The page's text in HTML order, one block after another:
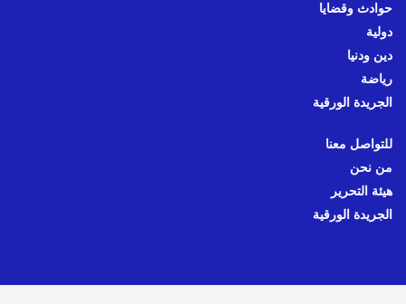
حوادث وقضايا
دولية
دين ودنيا
رياضة
الجريدة الورقية
للتواصل معنا
من نحن
هيئة التحرير
الجريدة الورقية